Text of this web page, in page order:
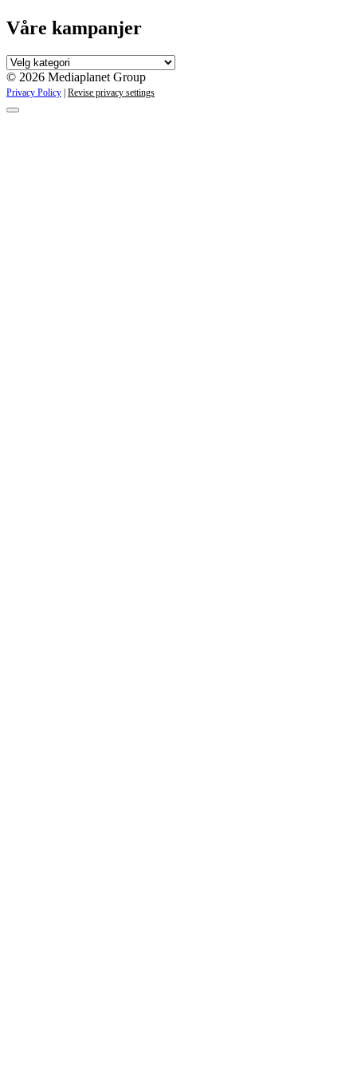
Våre kampanjer
Våre
kampanjer
© 2026 Mediaplanet Group
Privacy Policy | Revise privacy settings